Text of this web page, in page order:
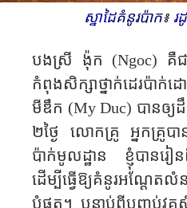
ស្នាដៃគំនូរប៉ាក​៖ រ
បងស្រី ង៉ុក (Ngoc) គឺជ
កំពុង​សិក្សា​ថ្នាក់ដេរ​ប៉
មីឌឹក (My Duc) បាន​ឲ្យ​
២ថ្ងៃ​ លោកគ្រូ អ្នក​គ្រូ​បា
ប៉ាក់មូលដ្ឋាន​ ​ខ្ញុំ​បាន​រ
ដើម្បីធ្វើ​ឱ្យ​គំនូរ​អណ្តែត​​
បំផុត។ បន្ទាប់ពី​បញ្ចប់​វគ្គ​